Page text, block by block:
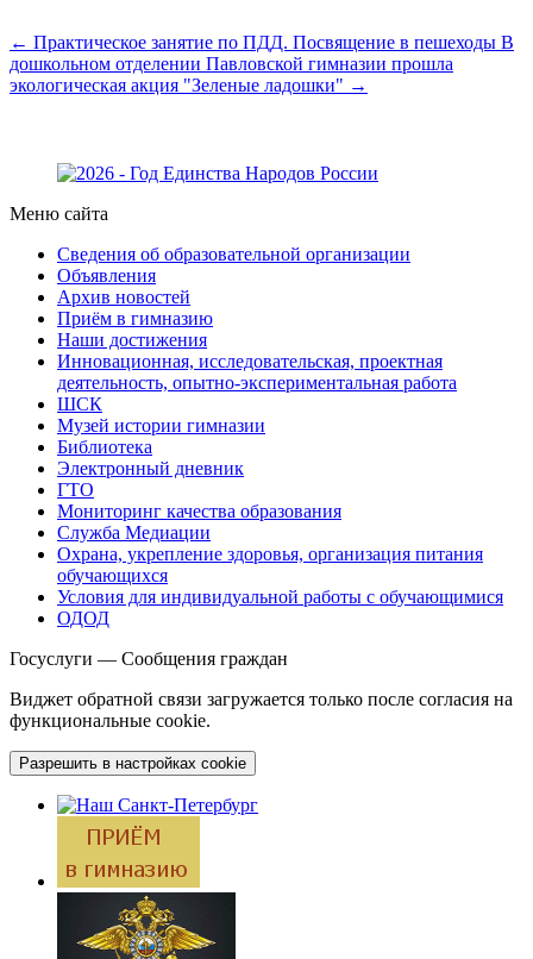
← Практическое занятие по ПДД. Посвящение в пешеходы В
дошкольном отделении Павловской гимназии прошла
экологическая акция "Зеленые ладошки" →
Меню сайта
Сведения об образовательной организации
Объявления
Архив новостей
Приём в гимназию
Наши достижения
Инновационная, исследовательская, проектная
деятельность, опытно-экспериментальная работа
ШСК
Музей истории гимназии
Библиотека
Электронный дневник
ГТО
Мониторинг качества образования
Служба Медиации
Охрана, укрепление здоровья, организация питания
обучающихся
Условия для индивидуальной работы с обучающимися
ОДОД
Госуслуги — Сообщения граждан
Виджет обратной связи загружается только после согласия на
функциональные cookie.
Разрешить в настройках cookie